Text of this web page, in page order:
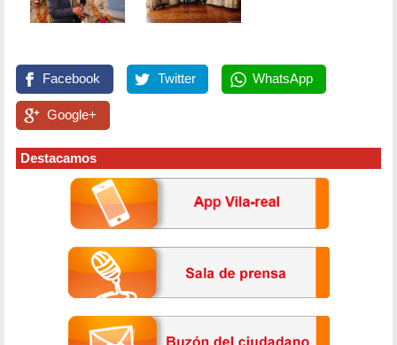
Facebook Twitter WhatsApp
Google+
Destacamos